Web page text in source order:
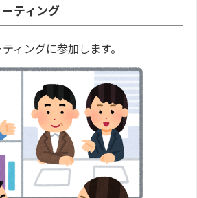
ティング
ィングに参加します。